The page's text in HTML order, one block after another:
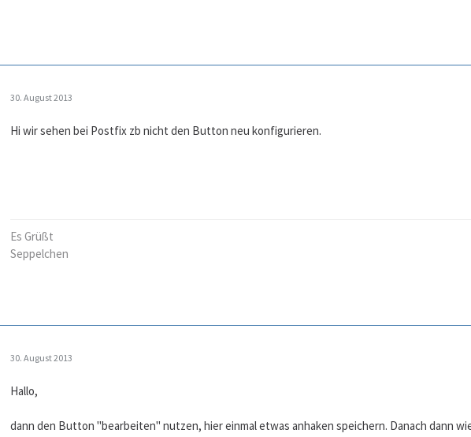
30. August 2013
Hi wir sehen bei Postfix zb nicht den Button neu konfigurieren.
Es Grüßt
Seppelchen
30. August 2013
Hallo,
dann den Button "bearbeiten" nutzen, hier einmal etwas anhaken speichern. Danach dann